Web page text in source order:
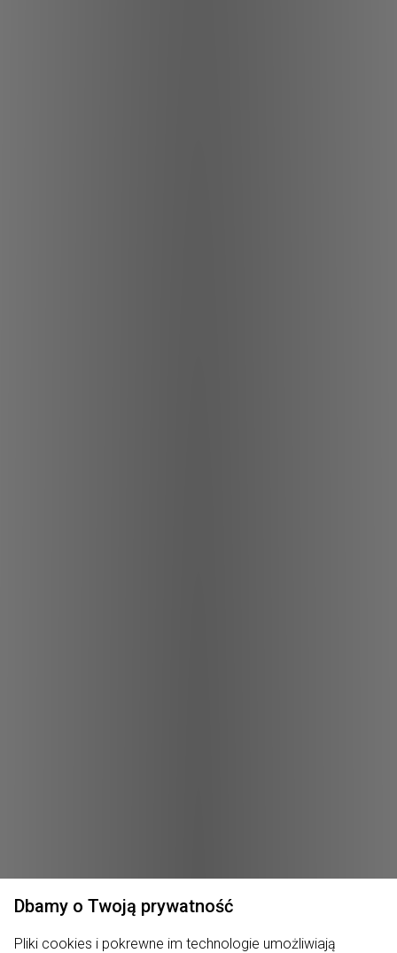
Dbamy o Twoją prywatność
Pliki cookies i pokrewne im technologie umożliwiają